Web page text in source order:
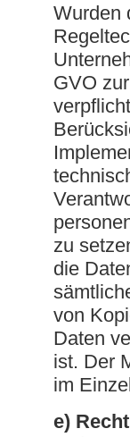
Wurden
GVO
zu
die
von
Daten
ist. Der
im
e)